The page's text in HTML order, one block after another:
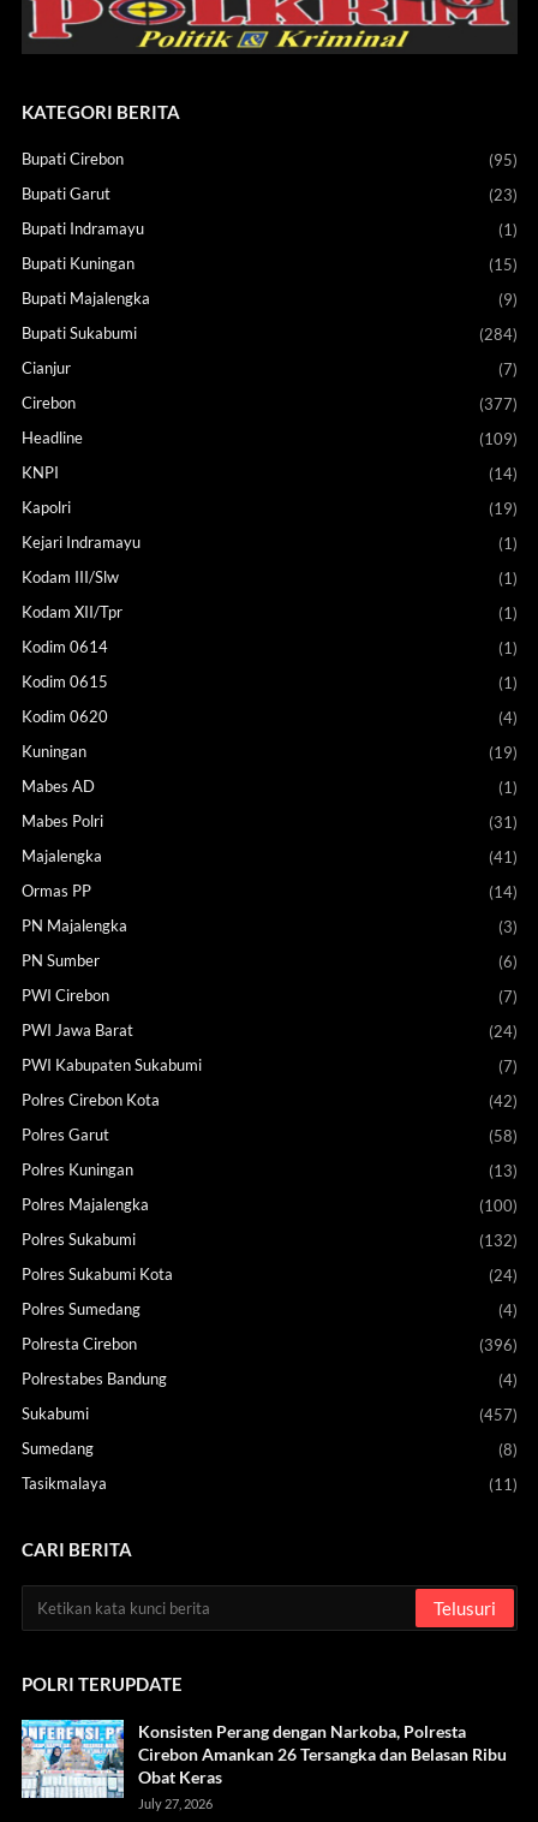
KATEGORI BERITA
Bupati Cirebon
(95)
Bupati Garut
(23)
Bupati Indramayu
(1)
Bupati Kuningan
(15)
Bupati Majalengka
(9)
Bupati Sukabumi
(284)
Cianjur
(7)
Cirebon
(377)
Headline
(109)
KNPI
(14)
Kapolri
(19)
Kejari Indramayu
(1)
Kodam III/Slw
(1)
Kodam XII/Tpr
(1)
Kodim 0614
(1)
Kodim 0615
(1)
Kodim 0620
(4)
Kuningan
(19)
Mabes AD
(1)
Mabes Polri
(31)
Majalengka
(41)
Ormas PP
(14)
PN Majalengka
(3)
PN Sumber
(6)
PWI Cirebon
(7)
PWI Jawa Barat
(24)
PWI Kabupaten Sukabumi
(7)
Polres Cirebon Kota
(42)
Polres Garut
(58)
Polres Kuningan
(13)
Polres Majalengka
(100)
Polres Sukabumi
(132)
Polres Sukabumi Kota
(24)
Polres Sumedang
(4)
Polresta Cirebon
(396)
Polrestabes Bandung
(4)
Sukabumi
(457)
Sumedang
(8)
Tasikmalaya
(11)
CARI BERITA
POLRI TERUPDATE
Konsisten Perang dengan Narkoba, Polresta
Cirebon Amankan 26 Tersangka dan Belasan Ribu
Obat Keras
July 27, 2026